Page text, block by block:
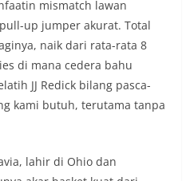
mismatch lawan
up jumper akurat. Total
naik dari rata-rata 8
di mana cedera bahu
JJ Redick bilang pasca-
kami butuh, terutama tanpa
lahir di Ohio dan